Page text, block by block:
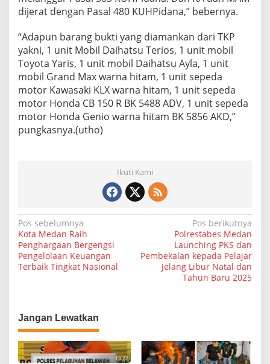
dijerat dengan Pasal 480 KUHPidana,” bebernya.
“Adapun barang bukti yang diamankan dari TKP
yakni, 1 unit Mobil Daihatsu Terios, 1 unit mobil
Toyota Yaris, 1 unit mobil Daihatsu Ayla, 1 unit
mobil Grand Max warna hitam, 1 unit sepeda
motor Kawasaki KLX warna hitam, 1 unit sepeda
motor Honda CB 150 R BK 5488 ADV, 1 unit sepeda
motor Honda Genio warna hitam BK 5856 AKD,”
pungkasnya.(utho)
Ikuti Kami
N
a
v
a
s
i
Pos sebelumnya
Kota Medan Raih
Penghargaan Bergengsi
Pengelolaan Keuangan
Terbaik Tingkat Nasional
Pos berikutnya
Polrestabes Medan
Launching PKS dan
Pembekalan kepada Pelajar
Jelang Libur Natal dan
Tahun Baru 2025
Jangan Lewatkan